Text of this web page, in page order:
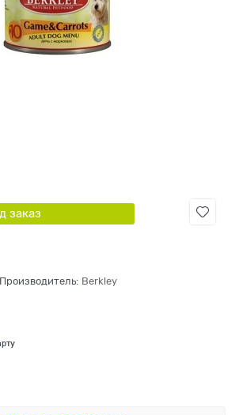
заказ
Производитель: Berkley